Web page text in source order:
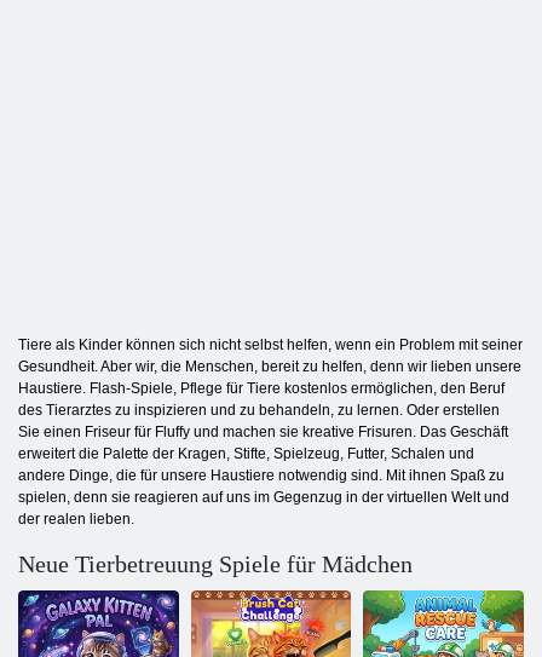
Tiere als Kinder können sich nicht selbst helfen, wenn ein Problem mit seiner
Gesundheit. Aber wir, die Menschen, bereit zu helfen, denn wir lieben unsere
Haustiere. Flash-Spiele, Pflege für Tiere kostenlos ermöglichen, den Beruf
des Tierarztes zu inspizieren und zu behandeln, zu lernen. Oder erstellen
Sie einen Friseur für Fluffy und machen sie kreative Frisuren. Das Geschäft
erweitert die Palette der Kragen, Stifte, Spielzeug, Futter, Schalen und
andere Dinge, die für unsere Haustiere notwendig sind. Mit ihnen Spaß zu
spielen, denn sie reagieren auf uns im Gegenzug in der virtuellen Welt und
der realen lieben.
Neue Tierbetreuung Spiele für Mädchen